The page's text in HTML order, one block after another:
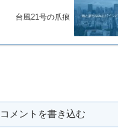
台風21号の爪痕
コメントを書き込む